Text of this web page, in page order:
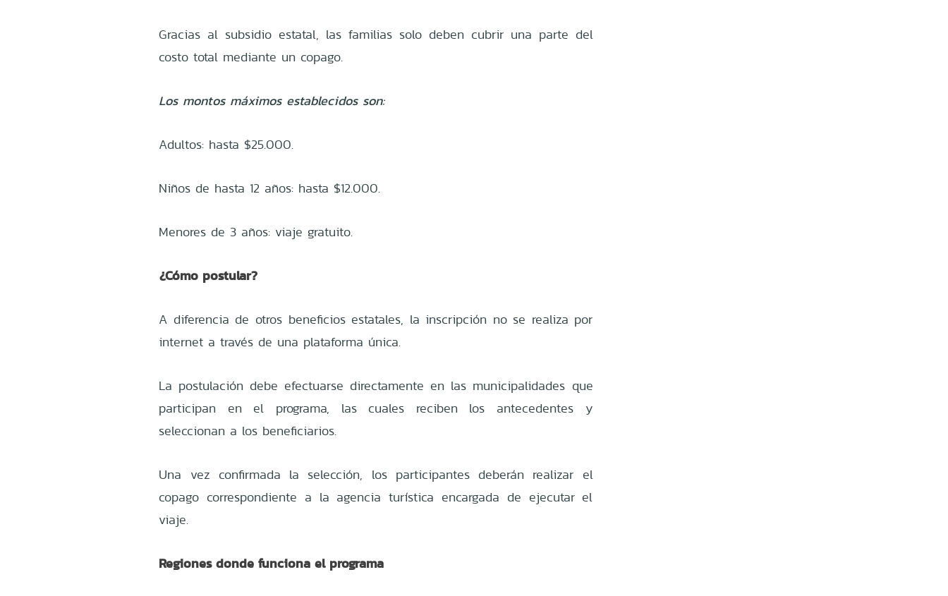
Gracias al subsidio estatal, las familias solo deben cubrir una parte del
costo total mediante un copago.
Los montos máximos establecidos son:
Adultos: hasta $25.000.
Niños de hasta 12 años: hasta $12.000.
Menores de 3 años: viaje gratuito.
¿Cómo postular?
A diferencia de otros beneficios estatales, la inscripción no se realiza por
internet a través de una plataforma única.
La postulación debe efectuarse directamente en las municipalidades que
participan en el programa, las cuales reciben los antecedentes y
seleccionan a los beneficiarios.
Una vez confirmada la selección, los participantes deberán realizar el
copago correspondiente a la agencia turística encargada de ejecutar el
viaje.
Regiones donde funciona el programa